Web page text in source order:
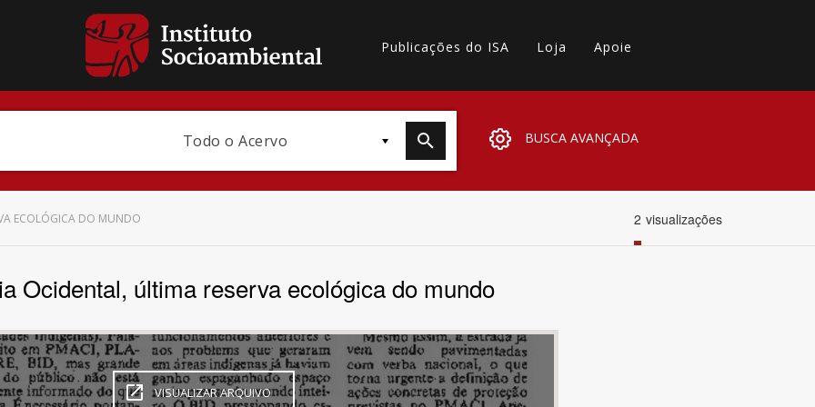
Publicações do ISA Loja Apoie
Todo o Acervo BUSCA AVANÇADA
Subtema
ECOLÓGICA DO MUNDO 2 visualizações
Ocidental, última reserva ecológica do mundo
VISUALIZAR ARQUIVO